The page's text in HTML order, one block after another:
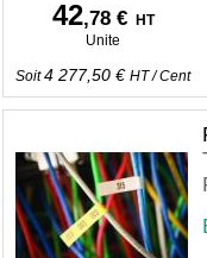
42,78 €
HT
Unite
Soit4 277,50 € HT/Cent